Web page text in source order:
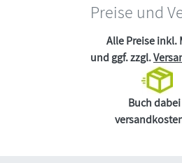
Preise und
Alle Preise inkl.
und ggf. zzgl.
Buch